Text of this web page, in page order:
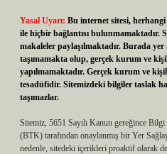
Yasal Uyarı: Bu internet sitesi,
ile hiçbir bağlantısı bulunmamaktadır.
makaleler paylaşılmaktadır. Burada
taşımamakta olup, gerçek kurum ve
yapılmamaktadır. Gerçek kurum ve
tesadüfidir. Sitemizdeki bilgiler taslak
taşımazlar.
Sitemiz, 5651 Sayılı Kanun gereğince
(BTK) tarafından onaylanmış bir Yer
nedenle, sitedeki içerikleri proaktif olarak